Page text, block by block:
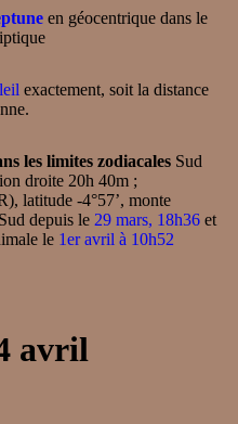
en géocentrique dans le
exactement, soit la distance
les limites zodiacalesSud
droite 20h 40m ;
latitude -4°57’, monte
depuis le 29 mars, 18h36et
le 1er avril à 10h52
avril